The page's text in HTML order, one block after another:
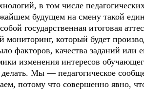
в том числе
будущем на смену такой
государственная итоговая
который будет
факторов, качества заданий или
изменения интересов
Мы — педагогическое
потому что совершенно явно,